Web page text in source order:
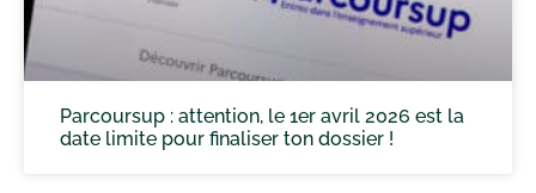
Parcoursup : attention, le 1er avril 2026 est la
date limite pour finaliser ton dossier !